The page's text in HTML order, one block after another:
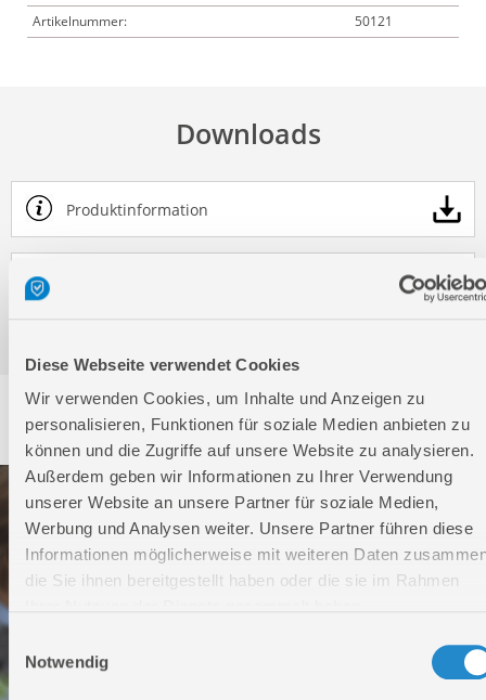
Diese Webseite verwendet Cookies
Wir verwenden Cookies, um Inhalte und Anzeigen zu
personalisieren, Funktionen für soziale Medien anbieten zu
können und die Zugriffe auf unsere Website zu analysieren.
Außerdem geben wir Informationen zu Ihrer Verwendung
unserer Website an unsere Partner für soziale Medien,
Werbung und Analysen weiter. Unsere Partner führen diese
Informationen möglicherweise mit weiteren Daten
die Sie ihnen bereitgestellt haben oder die sie im Rahmen
Notwendig
Artikelnummer:
50121
Downloads
Produktinformation
Bedienungsanleitung / Warn-und Sicherheitshinweise
Service